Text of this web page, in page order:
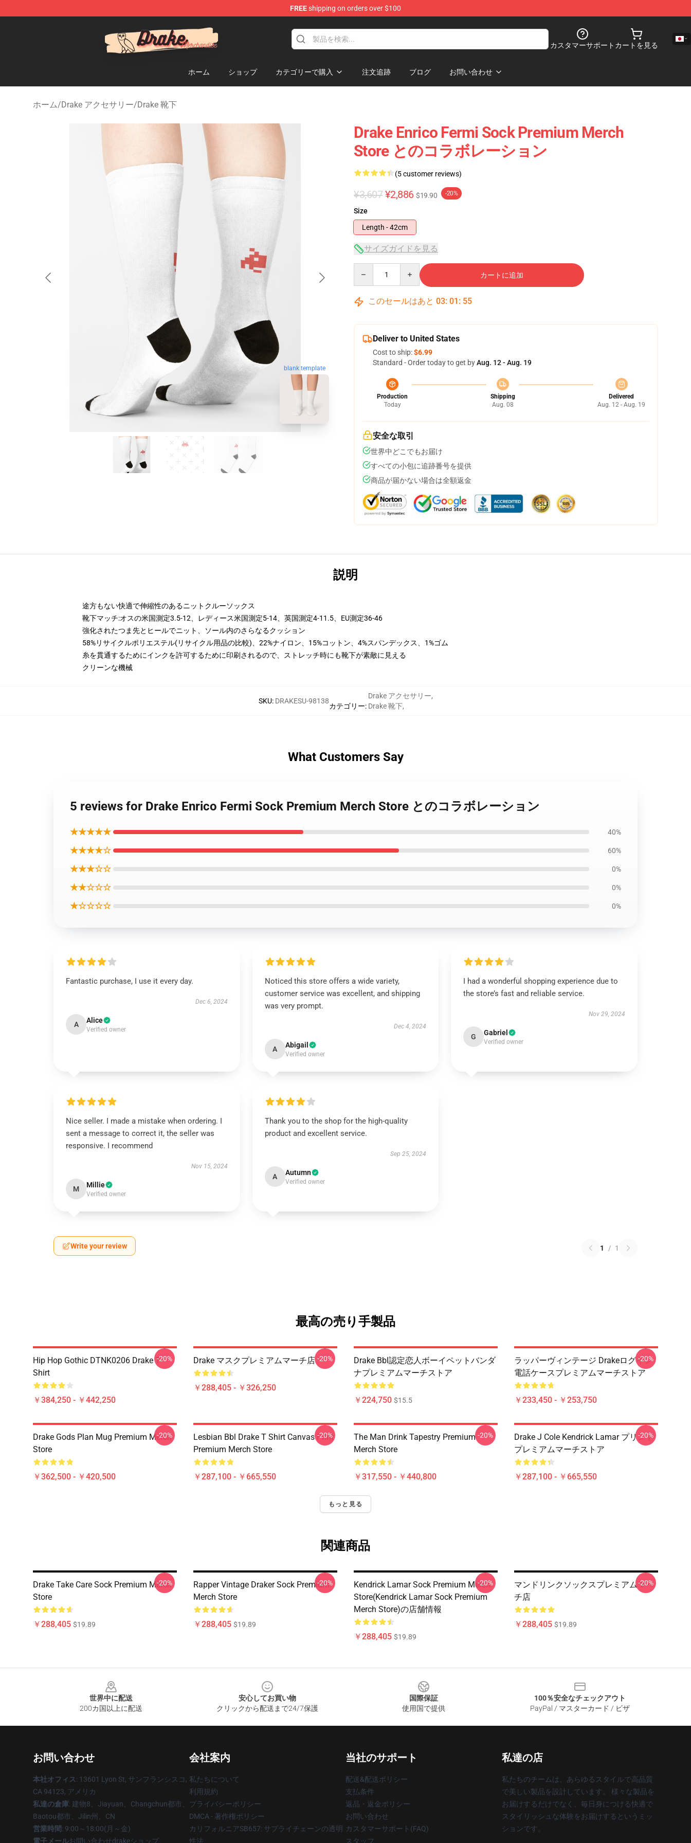
FREEshipping on orders over $100
カスタマーサポート カートを見る
ホーム ショップ カテゴリーで購入 注文追跡 ブログ お問い合わせ
ホーム/Drake アクセサリー/Drake 靴下
blank template
Drake Enrico Fermi Sock Premium Merch
Store とのコラボレーション
(5 customer reviews)
¥3,607 ¥2,886 $19.90 -20%
Size
Length - 42cm
サイズガイドを見る
カートに追加
このセールはあと 03: 01 : 54
Deliver to United States
Cost to ship:$6.99
Standard - Order today to get byAug. 12 - Aug. 19
Production
Today
Shipping
Aug. 08
Delivered
Aug. 12 - Aug. 19
安全な取引
世界中どこでもお届け
すべての小包に追跡番号を提供
商品が届かない場合は全額返金
説明
途方もない快適で伸縮性のあるニットクルーソックス
靴下マッチ:オスの米国測定3.5-12、レディース米国測定5-14、英国測定4-11.5、EU測定36-46
強化されたつま先とヒールでニット、ソール内のさらなるクッション
58%リサイクルポリエステル(リサイクル用品の比較)、22%ナイロン、15%コットン、4%スパンデックス、1%ゴム
糸を貫通するためにインクを許可するために印刷されるので、ストレッチ時にも靴下が素敵に見える
クリーンな機械
SKU: DRAKESU-98138
カテゴリー:
Drake アクセサリー,
Drake 靴下,
What Customers Say
5 reviews for Drake Enrico Fermi Sock Premium Merch Store とのコラボレーション
★★★★★ 40%
★★★★☆ 60%
★★★☆☆ 0%
★★☆☆☆ 0%
★☆☆☆☆ 0%
Fantastic purchase, I use it every day.
Dec 6, 2024
A Alice
Verified owner
Noticed this store offers a wide variety,
customer service was excellent, and shipping
was very prompt.
Dec 4, 2024
A Abigail
Verified owner
I had a wonderful shopping experience due to
the store’s fast and reliable service.
Nov 29, 2024
G Gabriel
Verified owner
Nice seller. I made a mistake when ordering. I
sent a message to correct it, the seller was
responsive. I recommend
Nov 15, 2024
M Millie
Verified owner
Thank you to the shop for the high-quality
product and excellent service.
Sep 25, 2024
A Autumn
Verified owner
Write your review 1 / 1
最高の売り手製品
Hip Hop Gothic DTNK0206 Drake T-
Shirt
￥384,250 - ￥442,250
-20% Drake マスクプレミアムマーチ店
￥288,405 - ￥326,250
-20%
Drake Bbl認定恋人ボーイペットバンダ
ナプレミアムマーチストア
￥224,750 $15.5
ラッパーヴィンテージ Drakeログイン
電話ケースプレミアムマーチストア
￥233,450 - ￥253,750
-20%
Drake Gods Plan Mug Premium Merch
Store
￥362,500 - ￥420,500
-20%
Lesbian Bbl Drake T Shirt Canvas Print
Premium Merch Store
￥287,100 - ￥665,550
-20%
The Man Drink Tapestry Premium
Merch Store
￥317,550 - ￥440,800
-20%
Drake J Cole Kendrick Lamar プリント
プレミアムマーチストア
￥287,100 - ￥665,550
-20%
もっと見る
関連商品
Drake Take Care Sock Premium Merch
Store
￥288,405 $19.89
-20%
Rapper Vintage Draker Sock Premium
Merch Store
￥288,405 $19.89
-20%
Kendrick Lamar Sock Premium Merch
Store(Kendrick Lamar Sock Premium
Merch Store)の店舗情報
￥288,405 $19.89
-20%
マンドリンクソックスプレミアムマー
チ店
￥288,405 $19.89
-20%
世界中に配送
200カ国以上に配送
安心してお買い物
クリックから配送まで24/7保護
国際保証
使用国で提供
100％安全なチェックアウト
PayPal / マスターカード / ビザ
お問い合わせ
本社オフィス: 13601 Lyon St, サンフランシスコ,
CA 94123, アメリカ
私達の倉庫: 建物8、Jiayuan、Changchun都市、
Baotou都市、Jilin州、CN
営業時間: 9:00～18:00(月～金)
電子メールお問い合わせdrakeショップ
会社案内
私たちについて
利用規約
プライバシーポリシー
DMCA - 著作権ポリシー
カリフォルニアSB657: サプライチェーンの透明
性法
当社のサポート
配送&配送ポリシー
支払条件
返品・返金ポリシー
お問い合わせ
カスタマーサポート(FAQ)
スタッフ
私達の店
私たちのチームは、あらゆるスタイルで高品質
で美しい製品を設計しています。 様々な製品を
お届けするだけでなく、毎日身につける快適で
スタイリッシュな体験をお届けするというミッ
ションです。